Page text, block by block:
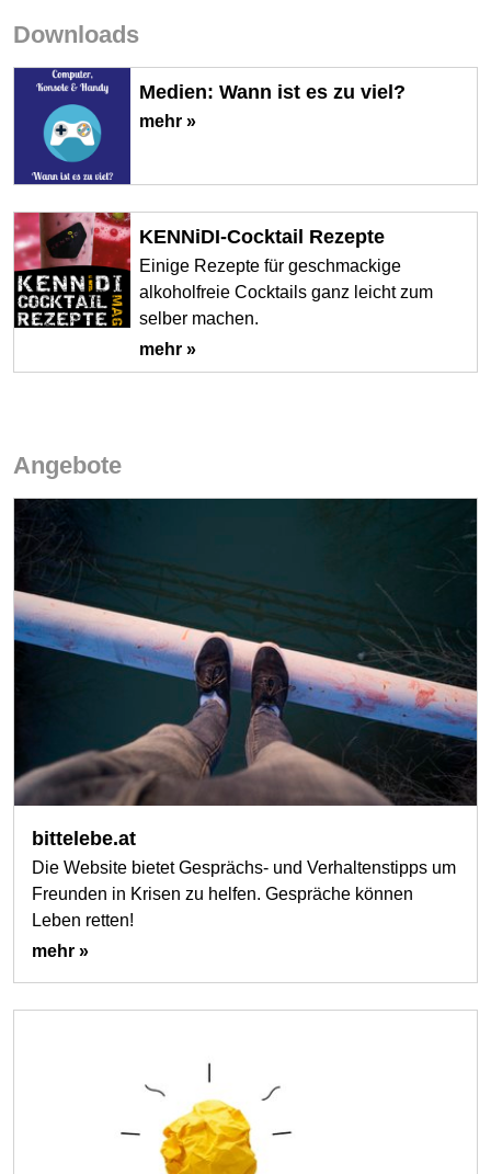
Downloads
Medien: Wann ist es zu viel?
mehr »
KENNiDI-Cocktail Rezepte
Einige Rezepte für geschmackige
alkoholfreie Cocktails ganz leicht zum
selber machen.
mehr »
Angebote
bittelebe.at
Die Website bietet Gesprächs- und Verhaltenstipps um
Freunden in Krisen zu helfen. Gespräche können
Leben retten!
mehr »